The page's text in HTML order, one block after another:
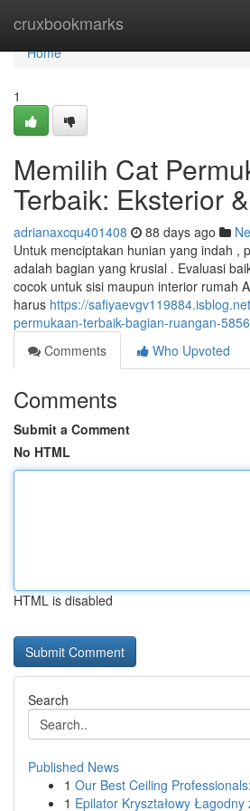
cruxbookmarks
Home
Home
1
Memilih Cat
Terbaik: Eksterior
adrianaxcqu401408 88 days ago
Untuk menciptakan hunian yang indah ,
adalah bagian yang krusial . Evaluasi
cocok untuk sisi maupun interior rumah
harus https://
permukaan-terbaik-bagian-ruangan-
Comments
Who Upvoted
Comments
Submit a Comment
No HTML
HTML is disabled
Search
Published News
1 Our Best Ceiling
1 Epilator Kryształowy Łagodny